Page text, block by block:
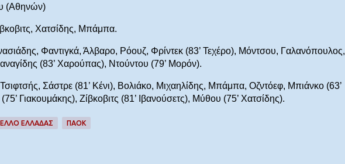
(Αθηνών)
Χατσίδης, Μπάμπα.
Φαντιγκά, Άλβαρο, Ρόουζ, Φρίντεκ (83’ Τεχέρο), Μόντσου, Γαλανόπουλος,
(83’ Χαρούπας), Ντούντου (79’ Μορόν).
Σάστρε (81’ Κένι), Βολιάκο, Μιχαηλίδης, Μπάμπα, Οζντόεφ, Μπιάνκο (63’
Γιακουμάκης), Ζίβκοβιτς (81’ Ιβανούσετς), Μύθου (75’ Χατσίδης).
ΕΛΛΑΔΑΣ ΠΑΟΚ